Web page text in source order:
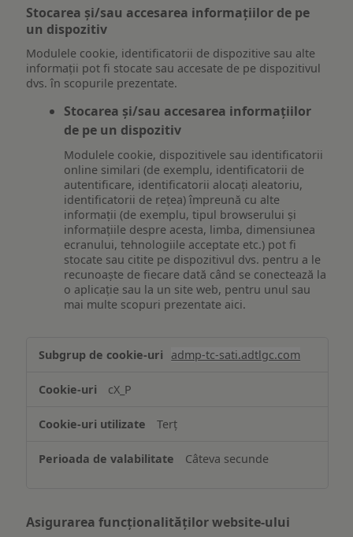
Stocarea și/sau accesarea informațiilor de pe
un dispozitiv
Modulele cookie, identificatorii de dispozitive sau alte
informații pot fi stocate sau accesate de pe dispozitivul
dvs. în scopurile prezentate.
Stocarea și/sau accesarea informațiilor
de pe un dispozitiv
Modulele cookie, dispozitivele sau identificatorii
online similari (de exemplu, identificatorii de
autentificare, identificatorii alocați aleatoriu,
identificatorii de rețea) împreună cu alte
informații (de exemplu, tipul browserului și
informațiile despre acesta, limba, dimensiunea
ecranului, tehnologiile acceptate etc.) pot fi
stocate sau citite pe dispozitivul dvs. pentru a le
recunoaște de fiecare dată când se conectează la
o aplicație sau la un site web, pentru unul sau
mai multe scopuri prezentate aici.
și/sau
informațiilor
pe
dispozitiv
admp-tc-sati.adtlgc.com
cX_P
Terț
Câteva secunde
Asigurarea funcționalităților website-ului